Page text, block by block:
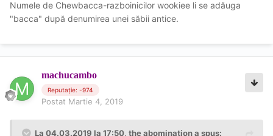
Numele de Chewbacca-razboinicilor wookiee li se adăuga
"bacca" după denumirea unei săbii antice.
machucambo
Reputație: -974
Postat Martie 4, 2019
La 04.03.2019 la 17:50, the abomination a spus: